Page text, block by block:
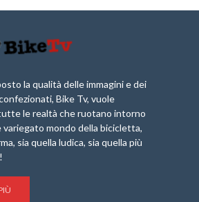
la qualità delle immagini e dei
Bike Tv, vuole
le realtà che ruotano intorno
mondo della bicicletta,
sia quella ludica, sia quella più